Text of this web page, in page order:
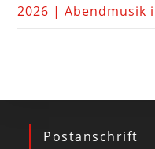
2026 | Abendmusik
Postanschrift